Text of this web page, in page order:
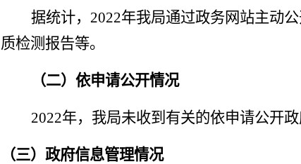
据统计， 2022年我局通过政务网站主动
质检测报告等。
（二）依申请公开情况
2022年，我局未收到有关的依申请公开政
（三） 政府信息管理情况